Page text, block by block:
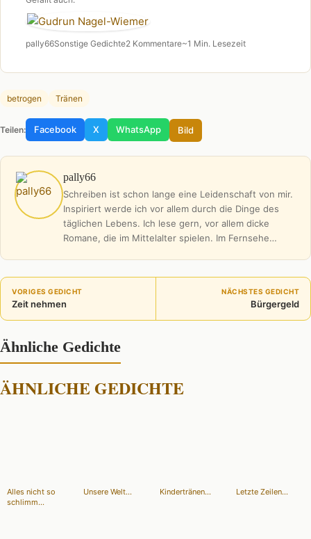
pally66Sonstige Gedichte2 Kommentare~1 Min. Lesezeit
betrogen Tränen
Teilen: Facebook X WhatsApp Bild
pally66
Schreiben ist schon lange eine Leidenschaft von mir.
Inspiriert werde ich vor allem durch die Dinge des
täglichen Lebens. Ich lese gern, vor allem dicke
Romane, die im Mittelalter spielen. Im Fernsehe…
VORIGES GEDICHT
Zeit nehmen
NÄCHSTES GEDICHT
Bürgergeld
Ähnliche Gedichte
ÄHNLICHE GEDICHTE
Alles nicht so
schlimm...
Unsere Welt... Kindertränen... Letzte Zeilen...